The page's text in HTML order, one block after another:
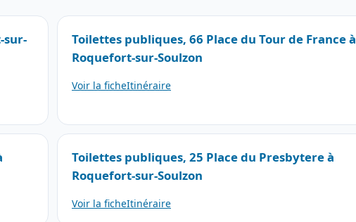
sur-
Toilettes publiques, 66 Place du Tour de France à
Roquefort-sur-Soulzon
Voir la ficheItinéraire
Toilettes publiques, 25 Place du Presbytere à
Roquefort-sur-Soulzon
Voir la ficheItinéraire